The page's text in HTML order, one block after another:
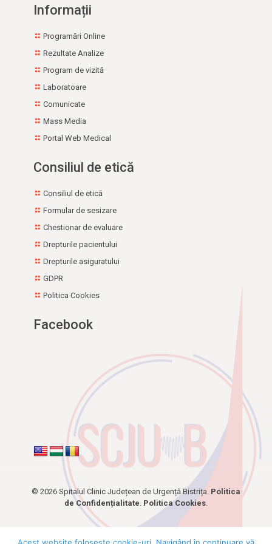
populație
Adrese utile
Informații
Programări Online
Rezultate Analize
Program de vizită
Laboratoare
Comunicate
Mass Media
Portal Web Medical
Consiliul de etică
Consiliul de etică
Formular de sesizare
Chestionar de evaluare
Drepturile pacientului
Drepturile asiguratului
GDPR
Politica Cookies
Facebook
© 2026 Spitalul Clinic Județean de Urgență Bistrița. Politica
de Confidențialitate Politica Cookies